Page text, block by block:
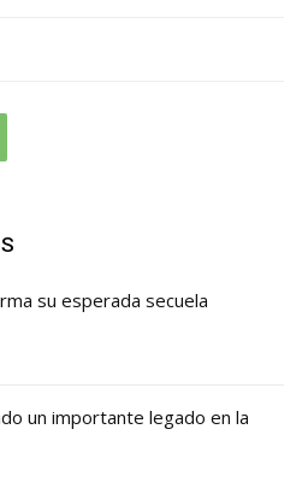
su esperada secuela
un importante legado en la